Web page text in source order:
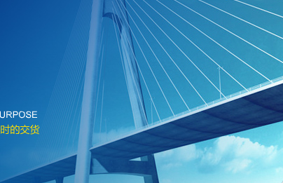
同步带轮
包装印刷
自动门
纺织
化工
运输工具